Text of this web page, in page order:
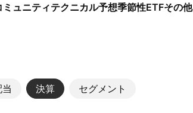
ミュニティテクニカル予想季節性ETFその他
決算 セグメント